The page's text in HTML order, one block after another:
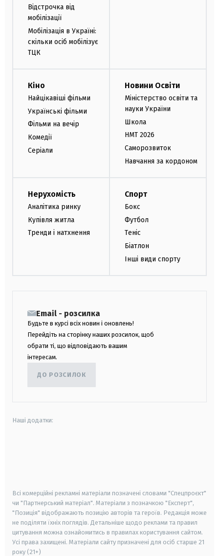
Відстрочка від
мобілізації
Мобілізація в Україні:
скільки осіб мобілізує
ТЦК
Кіно
Найцікавіші фільми
Українські фільми
Фільми на вечір
Комедії
Серіали
Новини Освіти
Міністерство освіти та
науки України
Школа
НМТ 2026
Саморозвиток
Навчання за кордоном
Нерухомість
Аналітика ринку
Купівля житла
Тренди і натхнення
Спорт
Бокс
Футбол
Теніс
Біатлон
Інші види спорту
Email - розсилка
Будьте в курсі всіх новин і оновлень!
Перейдіть на сторінку наших розсилок, щоб
обрати ті, що відповідають вашим
інтересам.
ДО РОЗСИЛОК
Наші додатки:
Всі комерційні рекламні матеріали позначені словами "Спецпроєкт"
чи "Партнерський матеріал". Матеріали з позначкою "Експерт",
"Позиція" відображають позицію авторів та героїв. Редакція може
не поділяти їхніх поглядів. Детальніше щодо реклами та правил
цитування можна ознайомитись в правилах користування сайтом.
Усі права захищені. Матеріали сайту призначені для осіб старше 21
року (21+)